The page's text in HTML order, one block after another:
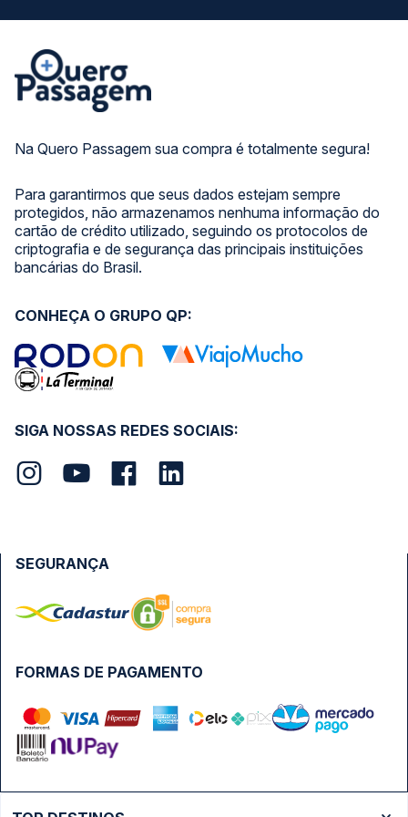
Na Quero Passagem sua compra é totalmente segura!
Para garantirmos que seus dados estejam sempre
protegidos, não armazenamos nenhuma informação do
cartão de crédito utilizado, seguindo os protocolos de
criptografia e de segurança das principais instituições
bancárias do Brasil.
SIGA NOSSAS REDES SOCIAIS:
CONHEÇA O GRUPO QP:
FORMAS DE PAGAMENTO
SEGURANÇA